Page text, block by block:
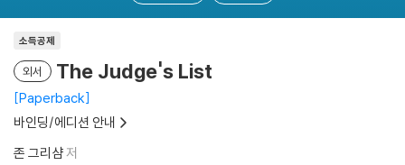
소득공제
외서 The Judge's List
Paperback
바인딩/에디션 안내
존 그리샴저